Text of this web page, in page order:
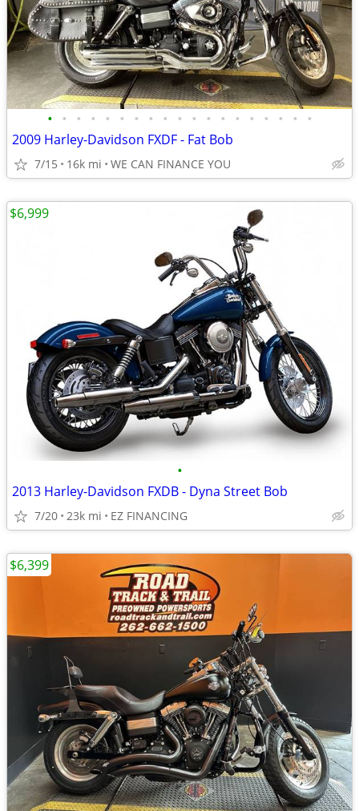
• • • • • • • • • • • • • • • • • • •
2009 Harley-Davidson FXDF - Fat Bob
7/15 16k mi WE CAN FINANCE YOU
•
2013 Harley-Davidson FXDB - Dyna Street Bob
7/20 23k mi EZ FINANCING
$6,999
$6,399